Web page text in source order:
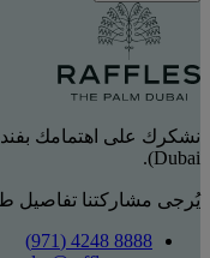
Dubai).
يُرجى مشاركتنا تفاصيل
8888 4248 (971)